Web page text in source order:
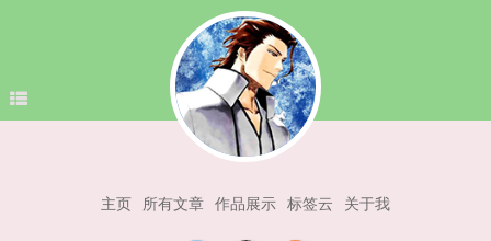
主页 所有文章 作品展示 标签云 关于我